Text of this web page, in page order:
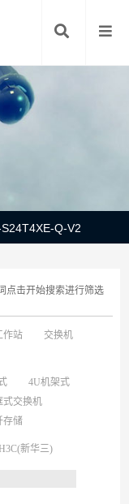
Q-V2
点击开始搜索进行筛选
作站
交换机
4U机架式
式交换机
存储
新华三)